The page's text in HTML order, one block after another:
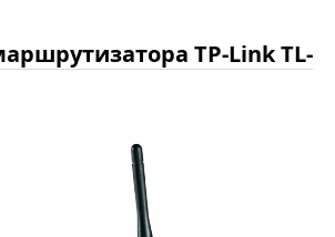
TP-Link TL-